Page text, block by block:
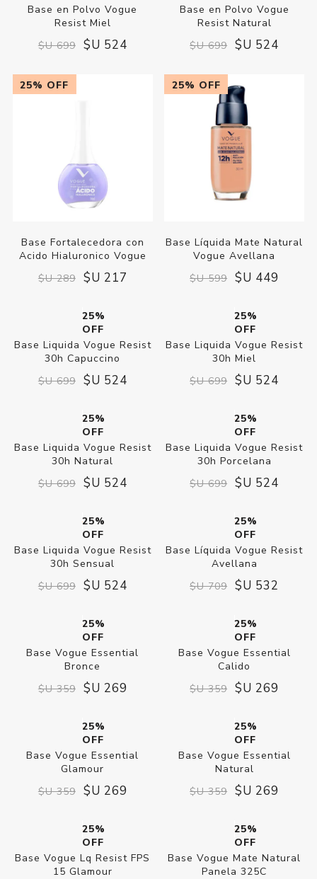
Base en Polvo Vogue
Resist Miel
$U 699 $U 524
Base en Polvo Vogue
Resist Natural
$U 699 $U 524
25% OFF
Base Fortalecedora con
Acido Hialuronico Vogue
$U 289 $U 217
25% OFF
Base Líquida Mate Natural
Vogue Avellana
$U 599 $U 449
25%
OFF
Base Liquida Vogue Resist
30h Capuccino
$U 699 $U 524
25%
OFF
Base Liquida Vogue Resist
30h Miel
$U 699 $U 524
25%
OFF
Base Liquida Vogue Resist
30h Natural
$U 699 $U 524
25%
OFF
Base Liquida Vogue Resist
30h Porcelana
$U 699 $U 524
25%
OFF
Base Liquida Vogue Resist
30h Sensual
$U 699 $U 524
25%
OFF
Base Líquida Vogue Resist
Avellana
$U 709 $U 532
25%
OFF
Base Vogue Essential
Bronce
$U 359 $U 269
25%
OFF
Base Vogue Essential
Calido
$U 359 $U 269
25%
OFF
Base Vogue Essential
Glamour
$U 359 $U 269
25%
OFF
Base Vogue Essential
Natural
$U 359 $U 269
25%
OFF
Base Vogue Lq Resist FPS
15 Glamour
25%
OFF
Base Vogue Mate Natural
Panela 325C